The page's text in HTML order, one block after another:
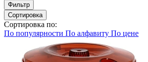
Фильтр
Сортировка
Сортировка по:
По популярности По алфавиту По цене